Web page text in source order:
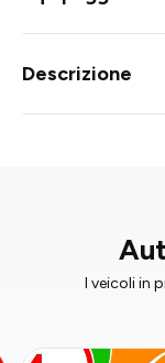
Descrizione
I veicoli in